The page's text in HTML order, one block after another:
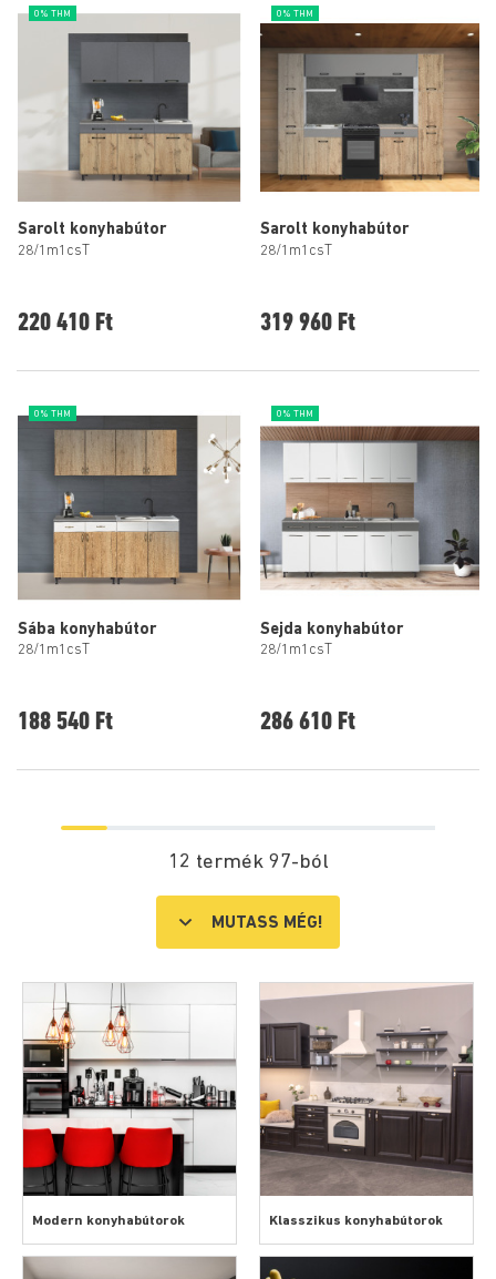
0% THM
Sarolt konyhabútor
28/1m1csT
220 410 Ft
0% THM
Sarolt konyhabútor
28/1m1csT
319 960 Ft
0% THM
Sába konyhabútor
28/1m1csT
188 540 Ft
0% THM
Sejda konyhabútor
28/1m1csT
286 610 Ft
12 termék 97-ból
MUTASS MÉG!
Modern konyhabútorok Klasszikus konyhabútorok